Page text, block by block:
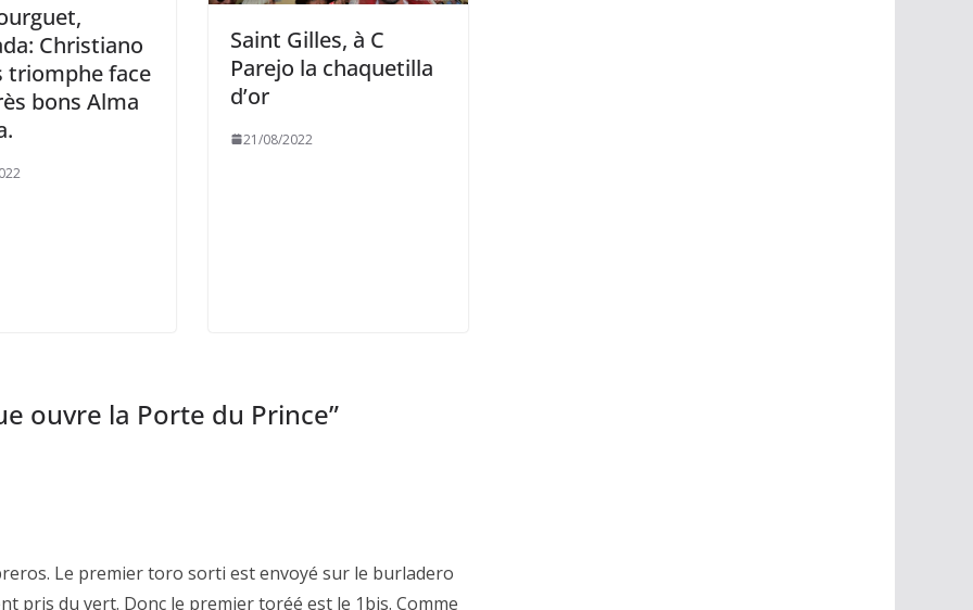
Christiano
triomphe face
bons Alma
Saint Gilles, à C
Parejo la chaquetilla
d’or
21/08/2022
ouvre la Porte du Prince”
Le premier toro sorti est envoyé sur le burladero
pris du vert. Donc le premier toréé est le 1bis. Comme